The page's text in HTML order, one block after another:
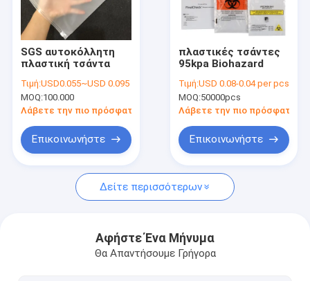
Γύρος εργοστασίων
Ποιοτικός έλεγχος
Ζητήστε ένα απόσπασμα
Πολυ πλαστική τσάντα
ιατρικές τσάντες αποβλήτων
SGS αυτοκόλλητη
πλαστική τσάντα
Τιμή:USD0.055~USD 0.095
MOQ:100.000
Λάβετε την πιο πρόσφατη τιμή
Επικοινωνήστε
πλαστικές τσάντες
95kpa Biohazard
Τιμή:USD 0.08-0.04 per pcs
MOQ:50000pcs
Λάβετε την πιο πρόσφατη
Επικοινωνήστε
Δείτε περισσότερων
Αφήστε Ένα Μήνυμα
Θα Απαντήσουμε Γρήγορα